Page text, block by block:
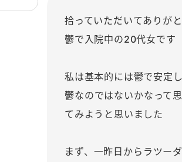
拾っていただいてありが
鬱で入院中の20代女です
私は基本的には鬱で安定
鬱なのではないかなって
てみようと思いました
まず、一昨日からラツー